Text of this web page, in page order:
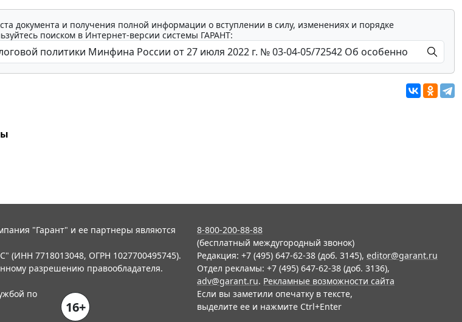
документа и получения полной информации о вступлении в силу, изменениях и порядке
поиском в Интернет-версии системы ГАРАНТ:
"Гарант" и ее партнеры являются
(ИНН 7718013048, ОГРН 1027700495745).
разрешению правообладателя.
по
16+
8-800-200-88-88
(бесплатный междугородный звонок)
Редакция: +7 (495) 647-62-38 (доб. 3145), editor@garant.ru
Отдел рекламы: +7 (495) 647-62-38 (доб. 3136),
adv@garant.ru. Рекламные возможности сайта
Если вы заметили опечатку в тексте,
выделите ее и нажмите Ctrl+Enter